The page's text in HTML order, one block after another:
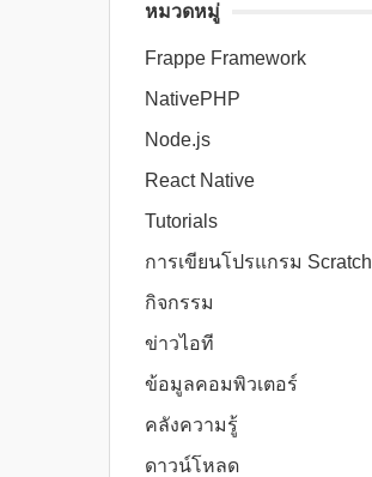
หมวดหมู่
Frappe Framework
NativePHP
Node.js
React Native
Tutorials
การเขียนโปรแกรม Scratch
กิจกรรม
ข่าวไอที
ข้อมูลคอมพิวเตอร์
คลังความรู้
ดาวน์โหลด